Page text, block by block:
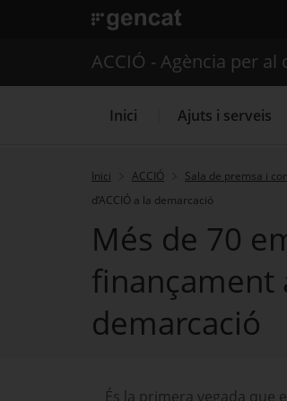
. Obre en una nova finestra.
ACCIÓ - Agència per
Inici Ajuts i serveis
Inici ACCIÓ Sala de premsa i
d’ACCIÓ a la demarcació
Més de 70
finançament
demarcació
És la primera vegada que